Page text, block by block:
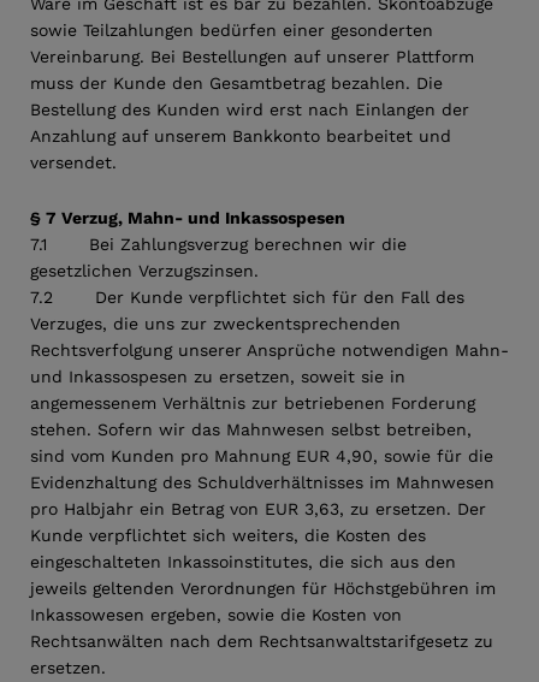
sowie Teilzahlungen bedürfen einer gesonderten
Vereinbarung. Bei Bestellungen auf unserer Plattform
muss der Kunde den Gesamtbetrag bezahlen. Die
Bestellung des Kunden wird erst nach Einlangen der
Anzahlung auf unserem Bankkonto bearbeitet und
versendet.
§ 7 Verzug, Mahn- und Inkassospesen
7.1 Bei Zahlungsverzug berechnen wir die
gesetzlichen Verzugszinsen.
7.2 Der Kunde verpflichtet sich für den Fall des
Verzuges, die uns zur zweckentsprechenden
Rechtsverfolgung unserer Ansprüche notwendigen Mahn-
und Inkassospesen zu ersetzen, soweit sie in
angemessenem Verhältnis zur betriebenen Forderung
stehen. Sofern wir das Mahnwesen selbst betreiben,
sind vom Kunden pro Mahnung EUR 4,90, sowie für die
Evidenzhaltung des Schuldverhältnisses im Mahnwesen
pro Halbjahr ein Betrag von EUR 3,63, zu ersetzen. Der
Kunde verpflichtet sich weiters, die Kosten des
eingeschalteten Inkassoinstitutes, die sich aus den
jeweils geltenden Verordnungen für Höchstgebühren im
Inkassowesen ergeben, sowie die Kosten von
Rechtsanwälten nach dem Rechtsanwaltstarifgesetz zu
ersetzen.